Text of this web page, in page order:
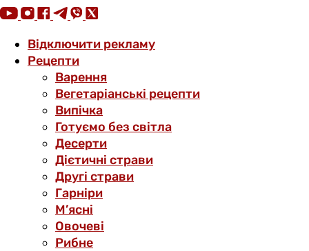
Відключити рекламу
Рецепти
Варення
Вегетаріанські рецепти
Випічка
Готуємо без світла
Десерти
Дієтичні страви
Другі страви
Гарніри
М’ясні
Овочеві
Рибне